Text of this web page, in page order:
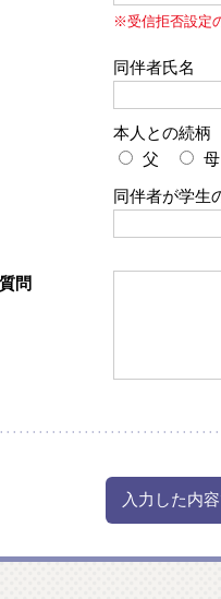
※受信拒否設定
同伴者氏名
本人との続柄
父
母
同伴者が学生
問